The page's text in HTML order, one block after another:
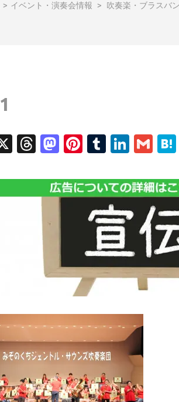
> イベント・演奏会情報 > 吹奏楽・ブラスバ
X Threads
Mastodon
Pinterest
Tumblr